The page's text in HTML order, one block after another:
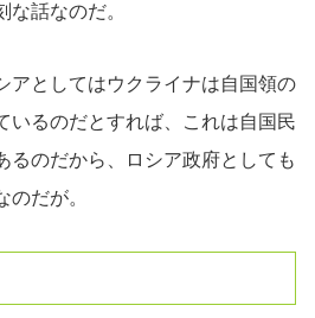
な話なのだ。
アとしてはウクライナは自国領の
いるのだとすれば、これは自国民
るのだから、ロシア政府としても
のだが。